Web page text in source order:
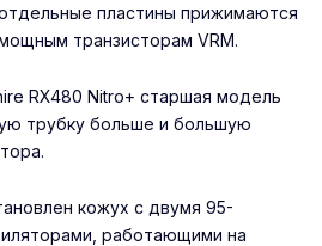
пластины прижимаются
транзисторам VRM.
RX480 Nitro+ старшая модель
трубку больше и большую
кожух с двумя 95-
работающими на